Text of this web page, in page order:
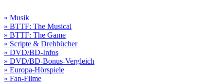
» Musik
» BTTF: The Musical
» BTTF: The Game
» Scripte & Drehbücher
» DVD/BD-Infos
» DVD/BD-Bonus-Vergleich
» Europa-Hörspiele
» Fan-Filme